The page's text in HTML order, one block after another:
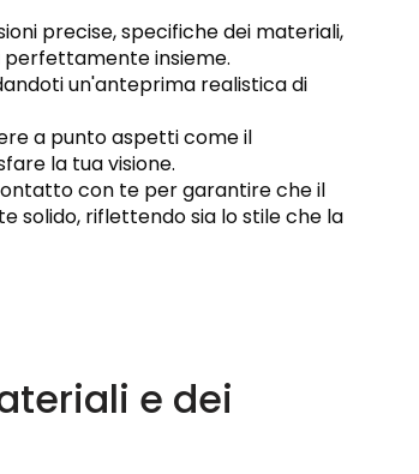
precise, specifiche dei materiali,
insieme.
un'anteprima realistica di
a punto aspetti come il
la tua visione.
con te per garantire che il
solido, riflettendo sia lo stile che la
e dei